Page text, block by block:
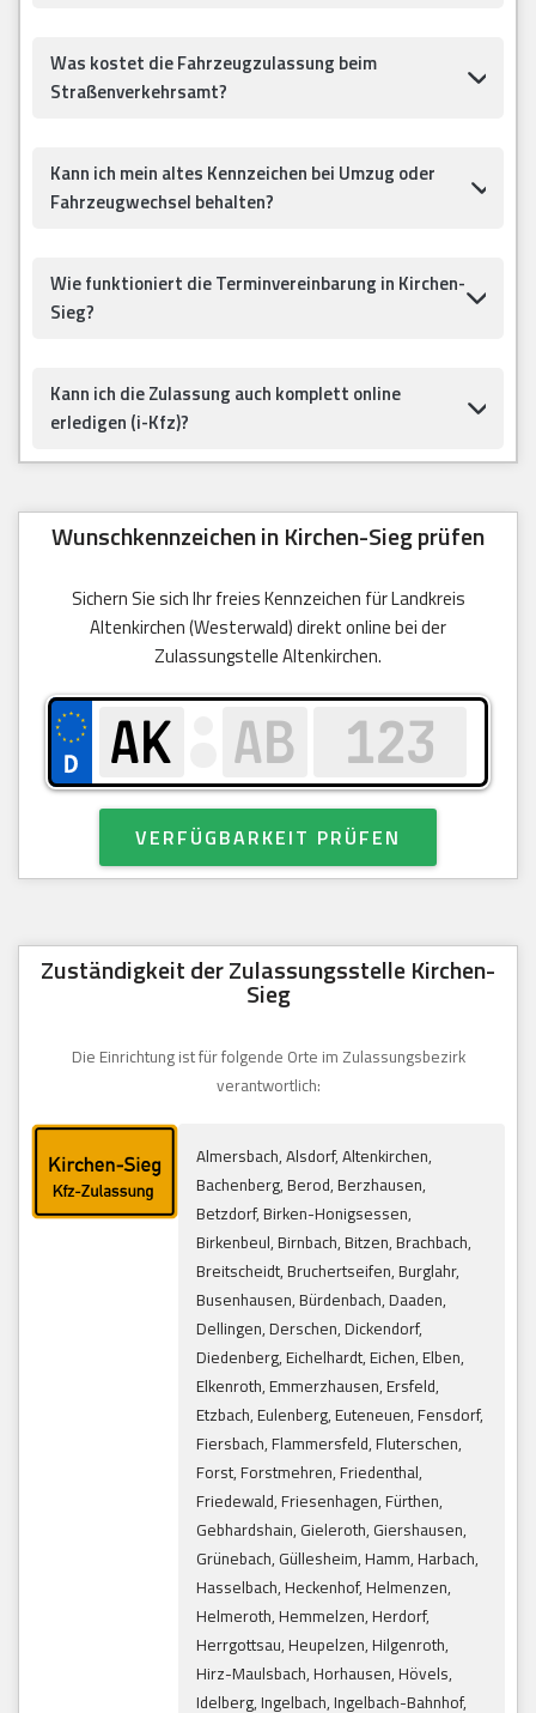
Was kostet die Fahrzeugzulassung beim
Straßenverkehrsamt?
Kann ich mein altes Kennzeichen bei Umzug oder
Fahrzeugwechsel behalten?
Wie funktioniert die Terminvereinbarung in Kirchen-
Sieg?
Kann ich die Zulassung auch komplett online
erledigen (i-Kfz)?
Wunschkennzeichen in Kirchen-Sieg prüfen
Sichern Sie sich Ihr freies Kennzeichen für Landkreis
Altenkirchen (Westerwald) direkt online bei der
Zulassungstelle Altenkirchen.
VERFÜGBARKEIT PRÜFEN
Zuständigkeit der Zulassungsstelle Kirchen-
Sieg
Die Einrichtung ist für folgende Orte im Zulassungsbezirk
verantwortlich:
Almersbach, Alsdorf, Altenkirchen,
Bachenberg, Berod, Berzhausen,
Betzdorf, Birken-Honigsessen,
Birkenbeul, Birnbach, Bitzen, Brachbach,
Breitscheidt, Bruchertseifen, Burglahr,
Busenhausen, Bürdenbach, Daaden,
Dellingen, Derschen, Dickendorf,
Diedenberg, Eichelhardt, Eichen, Elben,
Elkenroth, Emmerzhausen, Ersfeld,
Etzbach, Eulenberg, Euteneuen, Fensdorf,
Fiersbach, Flammersfeld, Fluterschen,
Forst, Forstmehren, Friedenthal,
Friedewald, Friesenhagen, Fürthen,
Gebhardshain, Gieleroth, Giershausen,
Grünebach, Güllesheim, Hamm, Harbach,
Hasselbach, Heckenhof, Helmenzen,
Helmeroth, Hemmelzen, Herdorf,
Herrgottsau, Heupelzen, Hilgenroth,
Hirz-Maulsbach, Horhausen, Hövels,
Idelberg, Ingelbach, Ingelbach-Bahnhof,